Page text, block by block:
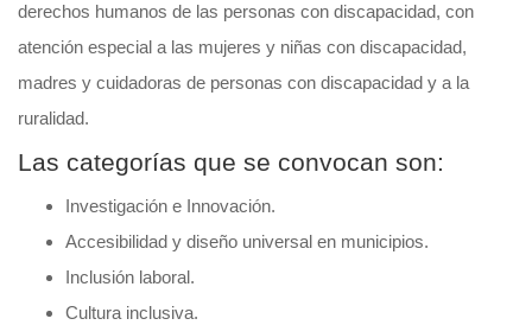
derechos humanos de las personas con discapacidad, con
atención especial a las mujeres y niñas con discapacidad,
madres y cuidadoras de personas con discapacidad y a la
ruralidad.
Las categorías que se convocan son:
Investigación e Innovación.
Accesibilidad y diseño universal en municipios.
Inclusión laboral.
Cultura inclusiva.